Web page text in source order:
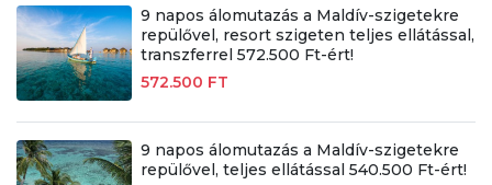
9 napos álomutazás a Maldív-szigetekre
repülővel, resort szigeten teljes ellátással,
transzferrel 572.500 Ft-ért!
572.500 FT
9 napos álomutazás a Maldív-szigetekre
repülővel, teljes ellátással 540.500 Ft-ért!